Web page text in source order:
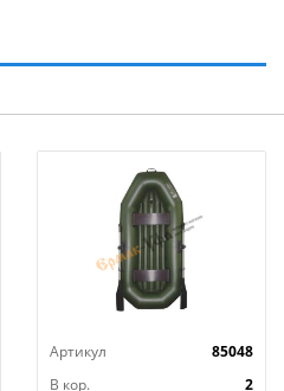
Артикул
85048
В кор.
2